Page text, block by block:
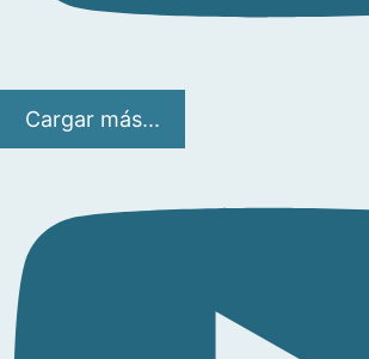
Cargar más...